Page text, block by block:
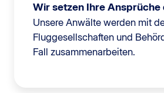
Wir setzen Ihre Ansprüche
Unsere Anwälte werden mit
Fluggesellschaften und
Fall zusammenarbeiten.